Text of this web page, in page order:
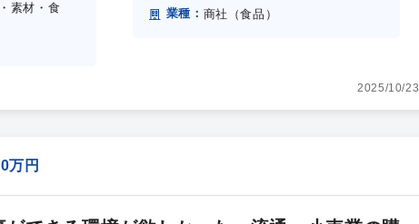
素材・食
業種： 商社（食品）
2025/10/23
万円